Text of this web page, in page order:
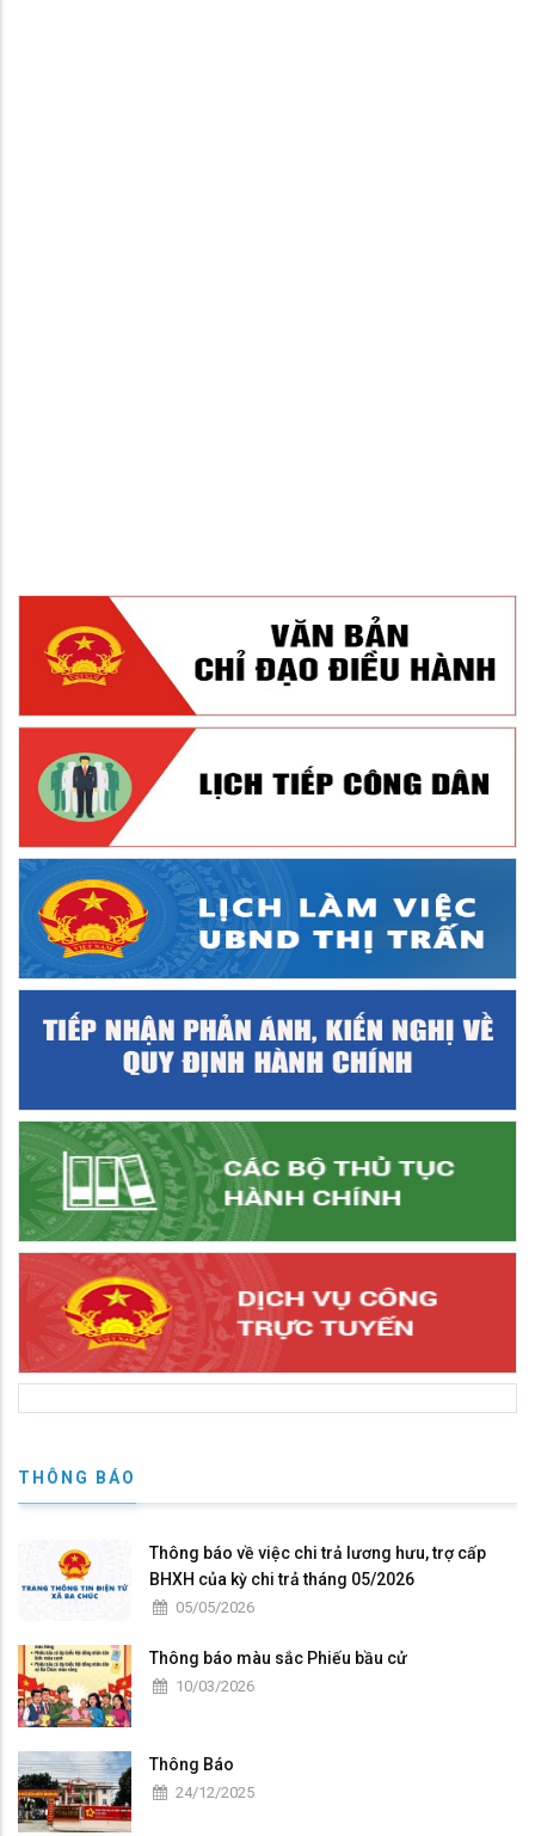
THÔNG BÁO
Thông báo về việc chi trả lương hưu, trợ cấp
BHXH của kỳ chi trả tháng 05/2026
05/05/2026
Thông báo màu sắc Phiếu bầu cử
10/03/2026
Thông Báo
24/12/2025